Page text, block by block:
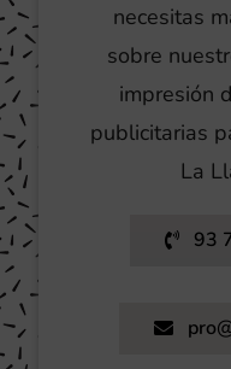
necesitas
sobre
impresión
publicitarias
La
93